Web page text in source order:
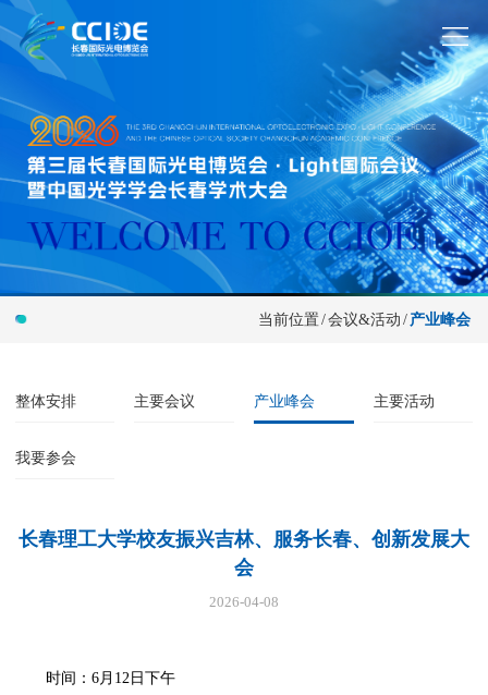
当前位置/会议&活动 /产业峰会
整体安排 主要会议 产业峰会 主要活动
我要参会
长春理工大学校友振兴吉林、服务长春、创新发展大
会
2026-04-08
时间：6月12日下午